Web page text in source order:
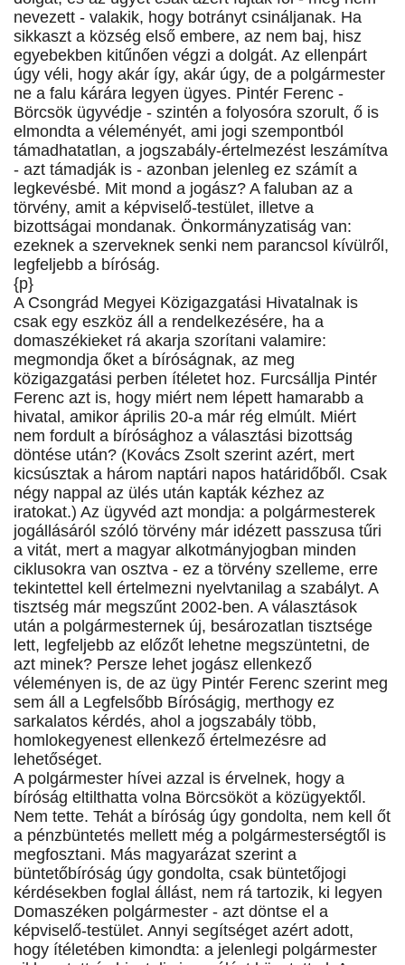
nevezett - valakik, hogy botrányt csináljanak. Ha
sikkaszt a község első embere, az nem baj, hisz
egyebekben kitűnően végzi a dolgát. Az ellenpárt
úgy véli, hogy akár így, akár úgy, de a polgármester
ne a falu kárára legyen ügyes. Pintér Ferenc -
Börcsök ügyvédje - szintén a folyosóra szorult, ő is
elmondta a véleményét, ami jogi szempontból
támadhatatlan, a jogszabály-értelmezést leszámítva
- azt támadják is - azonban jelenleg ez számít a
legkevésbé. Mit mond a jogász? A faluban az a
törvény, amit a képviselő-testület, illetve a
bizottságai mondanak. Önkormányzatiság van:
ezeknek a szerveknek senki nem parancsol kívülről,
legfeljebb a bíróság.
{p}
A Csongrád Megyei Közigazgatási Hivatalnak is
csak egy eszköz áll a rendelkezésére, ha a
domaszékieket rá akarja szorítani valamire:
megmondja őket a bíróságnak, az meg
közigazgatási perben ítéletet hoz. Furcsállja Pintér
Ferenc azt is, hogy miért nem lépett hamarabb a
hivatal, amikor április 20-a már rég elmúlt. Miért
nem fordult a bírósághoz a választási bizottság
döntése után? (Kovács Zsolt szerint azért, mert
kicsúsztak a három naptári napos határidőből. Csak
négy nappal az ülés után kapták kézhez az
iratokat.) Az ügyvéd azt mondja: a polgármesterek
jogállásáról szóló törvény már idézett passzusa tűri
a vitát, mert a magyar alkotmányjogban minden
ciklusokra van osztva - ez a törvény szelleme, erre
tekintettel kell értelmezni nyelvtanilag a szabályt. A
tisztség már megszűnt 2002-ben. A választások
után a polgármesternek új, besározatlan tisztsége
lett, legfeljebb az előzőt lehetne megszüntetni, de
azt minek? Persze lehet jogász ellenkező
véleményen is, de az ügy Pintér Ferenc szerint meg
sem áll a Legfelsőbb Bíróságig, merthogy ez
sarkalatos kérdés, ahol a jogszabály több,
homlokegyenest ellenkező értelmezésre ad
lehetőséget.
A polgármester hívei azzal is érvelnek, hogy a
bíróság eltilthatta volna Börcsököt a közügyektől.
Nem tette. Tehát a bíróság úgy gondolta, nem kell őt
a pénzbüntetés mellett még a polgármesterségtől is
megfosztani. Más magyarázat szerint a
büntetőbíróság úgy gondolta, csak büntetőjogi
kérdésekben foglal állást, nem rá tartozik, ki legyen
Domaszéken polgármester - azt döntse el a
képviselő-testület. Annyi segítséget azért adott,
hogy ítéletében kimondta: a jelenlegi polgármester